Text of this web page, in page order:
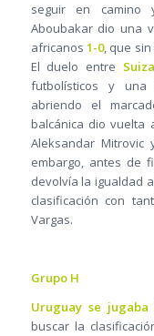
seguir en camino
Aboubakar dio una
africanos 1-0, que
El duelo entre
futbolísticos y
abriendo el
balcánica dio vuelta
Aleksandar Mitrovic
embargo, antes de
devolvía la igualdad
clasificación con
Vargas.
Grupo H
Uruguay se
buscar la